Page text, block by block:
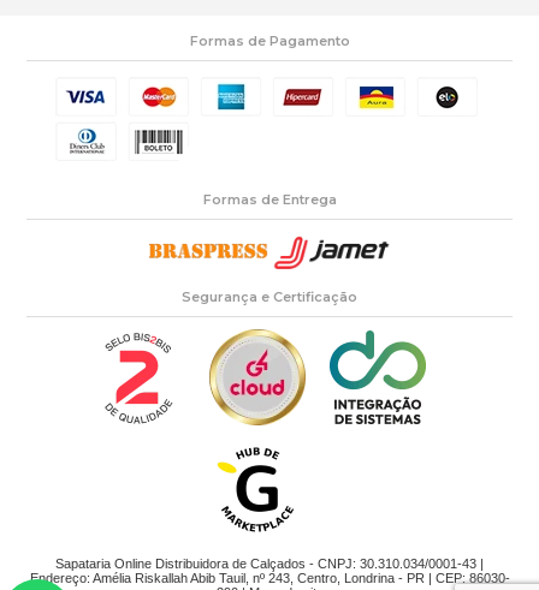
Formas de Pagamento
Formas de Entrega
Segurança e Certificação
Sapataria Online Distribuidora de Calçados - CNPJ: 30.310.034/0001-43 |
Endereço: Amélia Riskallah Abib Tauil, nº 243, Centro, Londrina - PR | CEP: 86030-